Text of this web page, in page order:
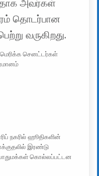
அவர்கள்
தொடர்பான
வருகிறது.
செனட்டர்கள்
நகரில் ஹூதிகளின்
இரண்டு
கொல்லப்பட்டன